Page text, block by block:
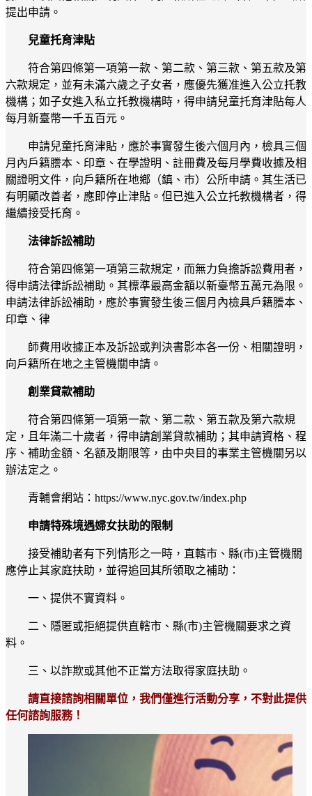
提出申請。
兒童托育津貼
符合第四條第一項第一款、第二款、第三款、第五款及第
六款規定，並有未滿六歲之子女者，應優先獲准進入公立托教
機構；如子女進入私立托教機構時，得申請兒童托育津貼每人
每月新臺幣一千五百元。
申請兒童托育津貼，應於事實發生後六個月內，檢具三個
月內戶籍謄本、印章、在學證明、註冊費及每月學費收據及相
關證明文件，向戶籍所在地鄉（鎮、市）公所申請。其生活已
有明顯改善者，應即停止津貼。但已進入公立托教機構者，得
繼續接受托育。
法律訴訟補助
符合第四條第一項第三款規定，而無力負擔訴訟費用者，
得申請法律訴訟補助。其標準最高金額以新臺幣五萬元為限。
申請法律訴訟補助，應於事實發生後三個月內檢具戶籍謄本、
印章、律
師費用收據正本及訴訟或判決書影本各一份、相關證明，
向戶籍所在地之主管機關申請。
創業貸款補助
符合第四條第一項第一款、第二款、第五款及第六款規
定，且年滿二十歲者，得申請創業貸款補助；其申請資格、程
序、補助金額、名額及期限等，由中央目的事業主管機關另以
辦法定之。
青輔會網站：https://www.nyc.gov.tw/index.php
申請特殊境遇婦女扶助的限制
接受補助者有下列情形之一時，直轄市、縣(市)主管機關
應停止其家庭扶助，並得追回其所領取之補助：
一、提供不實資料。
二、隱匿或拒絕提供直轄市、縣(市)主管機關要求之資
料。
三、以詐欺或其他不正當方法取得家庭扶助。
請直接諮詢相關單位，我們僅進行活動分享，不對此提供
任何諮詢服務！